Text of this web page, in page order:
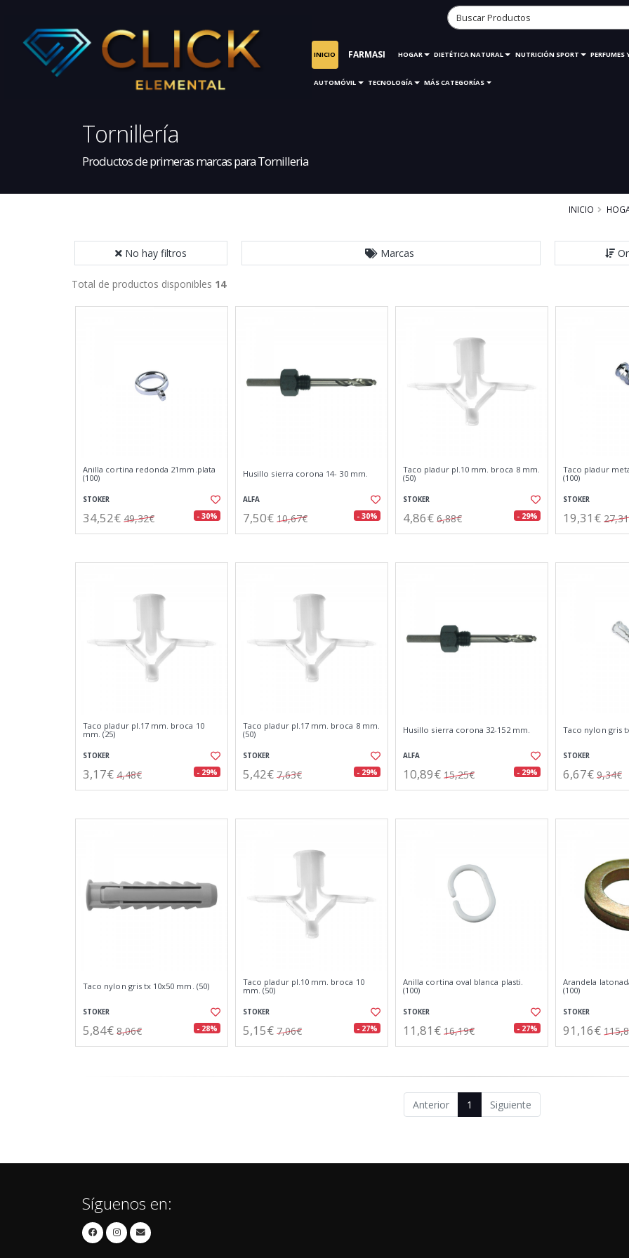
INICIO FARMASI HOGAR DIETÉTICA NATURAL NUTRICIÓN SPORT PERFUMES
AUTOMÓVIL TECNOLOGÍA MÁS CATEGORÍAS
Tornillería
Productos de primeras marcas para Tornilleria
INICIO
No hay filtros Marcas
Total de productos disponibles 14
Anilla cortina redonda 21mm.plata
(100)
STOKER
34,52€ 49,32€ - 30%
Husillo sierra corona 14- 30 mm.
ALFA
7,50€ 10,67€ - 30%
Taco pladur pl.10 mm. broca 8 mm.
(50)
STOKER
4,86€ 6,88€ - 29%
Taco pladur
(100)
STOKER
19,31€
Taco pladur pl.17 mm. broca 10
mm. (25)
STOKER
3,17€ 4,48€ - 29%
Taco pladur pl.17 mm. broca 8 mm.
(50)
STOKER
5,42€ 7,63€ - 29%
Husillo sierra corona 32-152 mm.
ALFA
10,89€ 15,25€ - 29%
Taco nylon gris
STOKER
6,67€ 9,34€
Taco nylon gris tx 10x50 mm. (50)
STOKER
5,84€ 8,06€ - 28%
Taco pladur pl.10 mm. broca 10
mm. (50)
STOKER
5,15€ 7,06€ - 27%
Anilla cortina oval blanca plasti.
(100)
STOKER
11,81€ 16,19€ - 27%
Arandela
(100)
STOKER
91,16€
Anterior 1 Siguiente
Síguenos en: